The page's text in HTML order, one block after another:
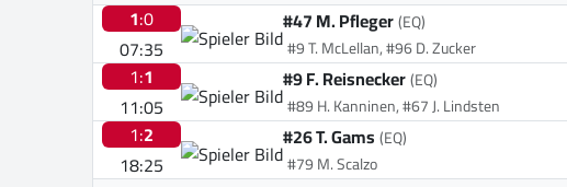
1:0
07:35
#47 M. Pfleger(EQ)
#9 T. McLellan, #96 D. Zucker
1:1
11:05
#9 F. Reisnecker(EQ)
#89 H. Kanninen, #67 J. Lindsten
1:2
18:25
#26 T. Gams(EQ)
#79 M. Scalzo